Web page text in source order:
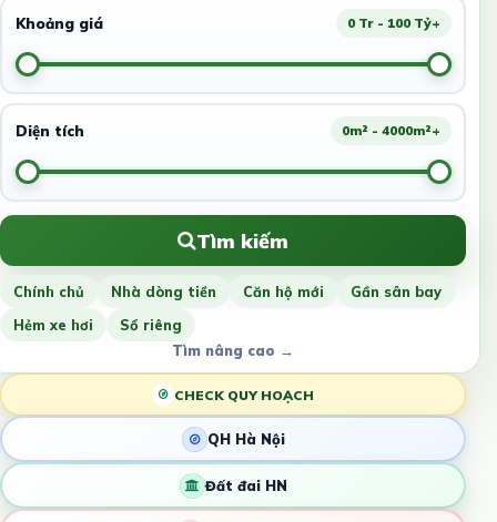
Khoảng giá 0 Tr - 100 Tỷ+
Diện tích 0m² - 4000m²+
Tìm kiếm
Chính chủ Nhà dòng tiền Căn hộ mới
Gần sân bay
Hẻm xe hơi
Sổ riêng
Tìm nâng cao →
CHECK QUY HOẠCH
QH Hà Nội
Đất đai HN